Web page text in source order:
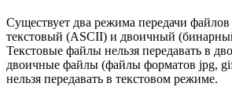
Существует два режима передачи
текстовый (ASCII) и двоичный
Текстовые файлы нельзя передавать в
двоичные файлы (файлы форматов jpg,
нельзя передавать в текстовом режиме.